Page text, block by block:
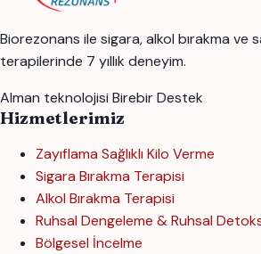
Biorezonans ile sigara, alkol bırakma ve
terapilerinde 7 yıllık deneyim.
Alman teknolojisi Birebir Destek
Hizmetlerimiz
Zayıflama Sağlıklı Kilo Verme
Sigara Bırakma Terapisi
Alkol Bırakma Terapisi
Ruhsal Dengeleme & Ruhsal
Bölgesel İncelme